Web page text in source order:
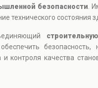
безопасности .
технического состояния
безопасность,
контроля качества